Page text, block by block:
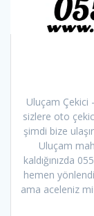
Uluçam Çekici
sizlere oto
şimdi bize
Uluçam
kaldığınızda
hemen
ama aceleniz